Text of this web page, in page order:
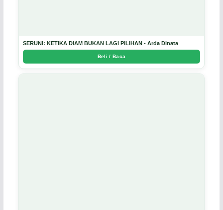
SERUNI: KETIKA DIAM BUKAN LAGI PILIHAN - Arda Dinata
Beli / Baca